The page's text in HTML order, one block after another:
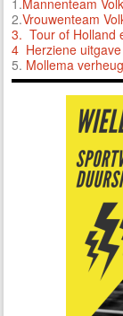
2.Vrouwenteam
3. Tour of Holland
4 Herziene
5. Mollema